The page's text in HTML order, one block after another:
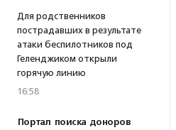
Для родственников
пострадавших в результате
атаки беспилотников под
Геленджиком открыли
горячую линию
16:58
Портал поиска доноров